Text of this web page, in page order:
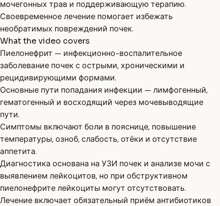
мочегонных трав и поддерживающую терапию.
Своевременное лечение помогает избежать
необратимых повреждений почек.
What the video covers
Пиелонефрит — инфекционно-воспалительное
заболевание почек с острыми, хроническими и
рецидивирующими формами.
Основные пути попадания инфекции — лимфогенный,
гематогенный и восходящий через мочевыводящие
пути.
Симптомы включают боли в пояснице, повышение
температуры, озноб, слабость, отёки и отсутствие
аппетита.
Диагностика основана на УЗИ почек и анализе мочи с
выявлением лейкоцитов, но при обструктивном
пиелонефрите лейкоциты могут отсутствовать.
Лечение включает обязательный приём антибиотиков